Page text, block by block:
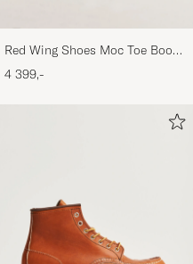
Red Wing Shoes Moc Toe Boot
Black Prairie
4 399,-